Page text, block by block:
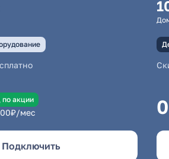
по акции
₽/мес
Подключить
0